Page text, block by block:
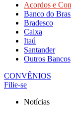
Acordos e
Banco do
Bradesco
Caixa
Itaú
Santander
Outros Bancos
CONVÊNIOS
Filie-se
Notícias